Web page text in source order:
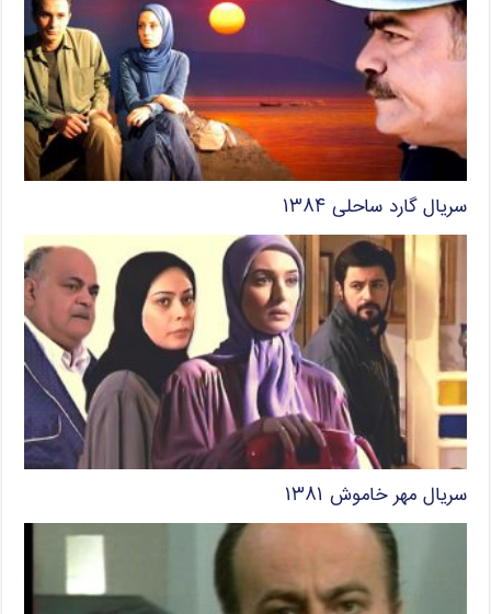
سریال گارد ساحلی ۱۳۸۴
سریال مهر خاموش ۱۳۸۱